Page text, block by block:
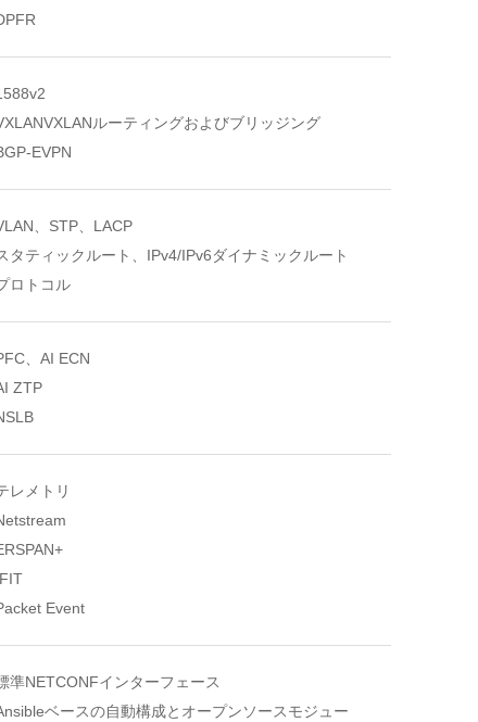
ルーティングおよびブリッジング
EVPN
、STP、LACP
タティックルート、IPv4/IPv6ダイナミックルート
ロトコル
、AI ECN
ZTP
レメトリ
Event
準NETCONFインターフェース
ベースの自動構成とオープンソースモジュー